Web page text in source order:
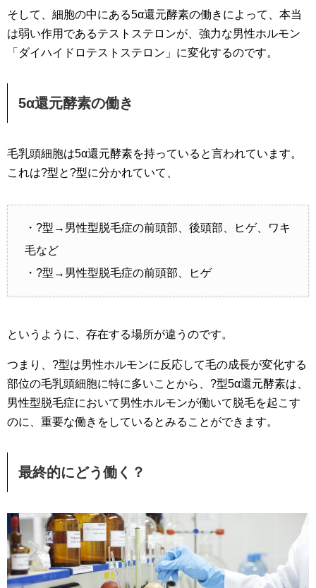
そして、細胞の中にある5α還元酵素の働きによって、本当
は弱い作用であるテストステロンが、強力な男性ホルモン
「ダイハイドロテストステロン」に変化するのです。
5α還元酵素の働き
毛乳頭細胞は5α還元酵素を持っていると言われています。
これは?型と?型に分かれていて、
・?型→男性型脱毛症の前頭部、後頭部、ヒゲ、ワキ
毛など
・?型→男性型脱毛症の前頭部、ヒゲ
というように、存在する場所が違うのです。
つまり、?型は男性ホルモンに反応して毛の成長が変化する
部位の毛乳頭細胞に特に多いことから、?型5α還元酵素は、
男性型脱毛症において男性ホルモンが働いて脱毛を起こす
のに、重要な働きをしているとみることができます。
最終的にどう働く？